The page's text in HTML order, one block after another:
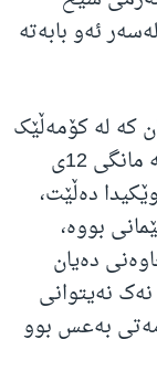
ئەو بابەتە
کە لە کۆمەڵێک
نوسەری بواری جینۆساید پێکهاتووە و لە مانگی 12ی
دەڵێت،
بووە،
دەیان
نەک نەیتوانی
بەعس بوو